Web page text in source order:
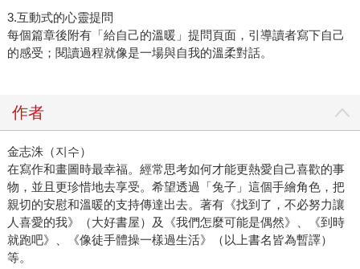
3.互動式的心靈提問
每個篇章後附有「給自己的溫暖」提問頁面，引導讀者寫下自己
的感受；閱讀過程就像是一場與自我的溫柔對話。
作者
金志洙（지수）
在寫作和畫圖時最幸福。經常思考如何才能更熱愛自己喜歡的事
物，並且更珍惜地去享受。希望透過「兔子」這個手繪角色，把
親切的安慰和溫暖的支持傳達出去。著有《找到了，不必努力讓
人喜愛的我》（大好書屋）及《我們怎麼可能是偶然》、《到時
就跑吧》、《像徒手體操一樣過生活》（以上書名皆為暫譯）
等。